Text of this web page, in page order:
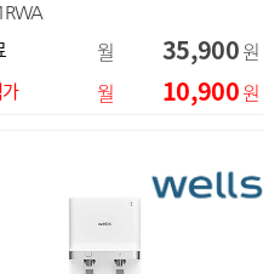
월 35,900원
월 10,900원